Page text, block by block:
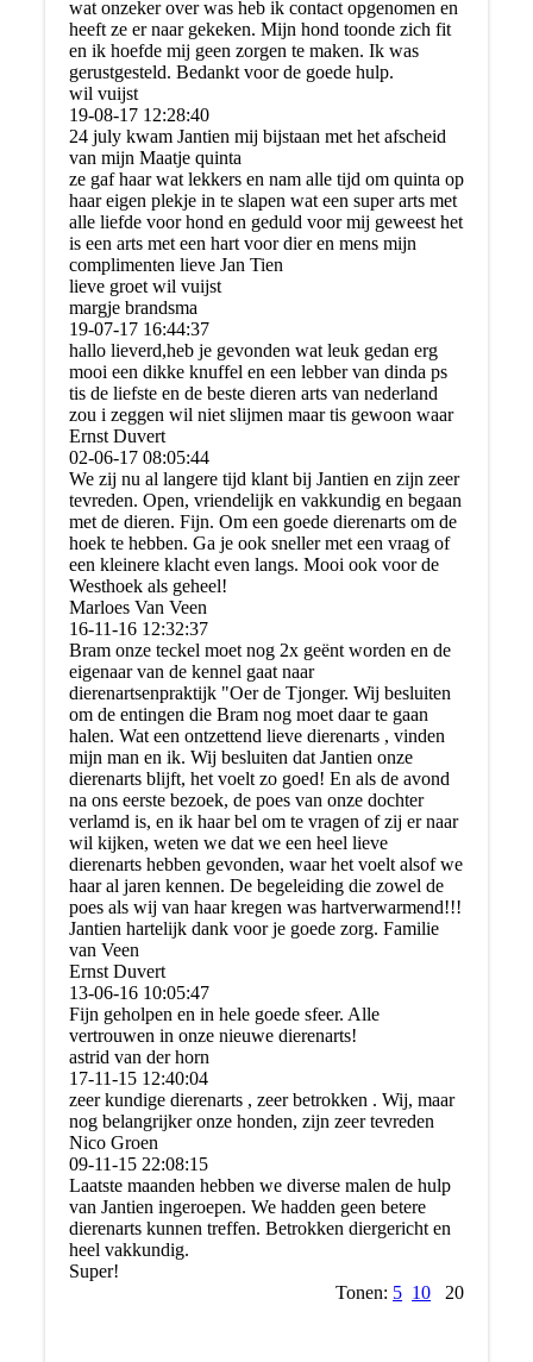
wat onzeker over was heb ik contact opgenomen en
heeft ze er naar gekeken. Mijn hond toonde zich fit
en ik hoefde mij geen zorgen te maken. Ik was
gerustgesteld. Bedankt voor de goede hulp.
wil vuijst
19-08-17 12:28:40
24 july kwam Jantien mij bijstaan met het afscheid
van mijn Maatje quinta
ze gaf haar wat lekkers en nam alle tijd om quinta op
haar eigen plekje in te slapen wat een super arts met
alle liefde voor hond en geduld voor mij geweest het
is een arts met een hart voor dier en mens mijn
complimenten lieve Jan Tien
lieve groet wil vuijst
margje brandsma
19-07-17 16:44:37
hallo lieverd,heb je gevonden wat leuk gedan erg
mooi een dikke knuffel en een lebber van dinda ps
tis de liefste en de beste dieren arts van nederland
zou i zeggen wil niet slijmen maar tis gewoon waar
Ernst Duvert
02-06-17 08:05:44
We zij nu al langere tijd klant bij Jantien en zijn zeer
tevreden. Open, vriendelijk en vakkundig en begaan
met de dieren. Fijn. Om een goede dierenarts om de
hoek te hebben. Ga je ook sneller met een vraag of
een kleinere klacht even langs. Mooi ook voor de
Westhoek als geheel!
Marloes Van Veen
16-11-16 12:32:37
Bram onze teckel moet nog 2x geënt worden en de
eigenaar van de kennel gaat naar
dierenartsenpraktijk "Oer de Tjonger. Wij besluiten
om de entingen die Bram nog moet daar te gaan
halen. Wat een ontzettend lieve dierenarts , vinden
mijn man en ik. Wij besluiten dat Jantien onze
dierenarts blijft, het voelt zo goed! En als de avond
na ons eerste bezoek, de poes van onze dochter
verlamd is, en ik haar bel om te vragen of zij er naar
wil kijken, weten we dat we een heel lieve
dierenarts hebben gevonden, waar het voelt alsof we
haar al jaren kennen. De begeleiding die zowel de
poes als wij van haar kregen was hartverwarmend!!!
Jantien hartelijk dank voor je goede zorg. Familie
van Veen
Ernst Duvert
13-06-16 10:05:47
Fijn geholpen en in hele goede sfeer. Alle
vertrouwen in onze nieuwe dierenarts!
astrid van der horn
17-11-15 12:40:04
zeer kundige dierenarts , zeer betrokken . Wij, maar
nog belangrijker onze honden, zijn zeer tevreden
Nico Groen
09-11-15 22:08:15
Laatste maanden hebben we diverse malen de hulp
van Jantien ingeroepen. We hadden geen betere
dierenarts kunnen treffen. Betrokken diergericht en
heel vakkundig.
Super!
Tonen: 5 10 20